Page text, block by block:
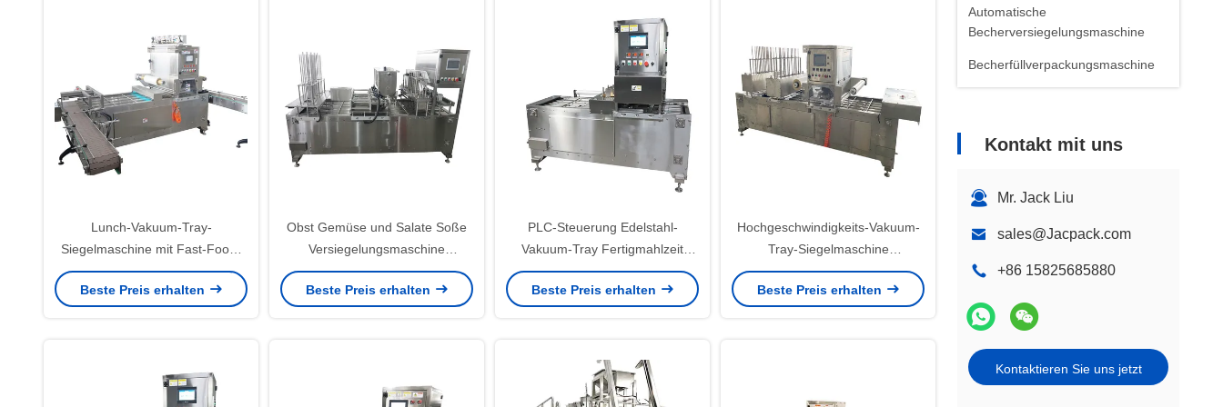
Automatische
Becherversiegelungsmaschine
Becherfüllverpackungsmaschine
Kontakt mit uns
Mr. Jack Liu
sales@Jacpack.com
+86 15825685880
Kontaktieren Sie uns jetzt
Lunch-Vakuum-Tray-
Siegelmaschine mit Fast-Food-
Container
Beste Preis erhalten
Obst Gemüse und Salate Soße
Versiegelungsmaschine
Niedrigresidualsauerstoff
Beste Preis erhalten
PLC-Steuerung Edelstahl-
Vakuum-Tray Fertigmahlzeit
Versiegelungsmaschine für
Snacks Nüsse Behälter
Beste Preis erhalten
Hochgeschwindigkeits-Vakuum-
Tray-Siegelmaschine
Automatisch für frisches Fleisch
und Fisch
Beste Preis erhalten